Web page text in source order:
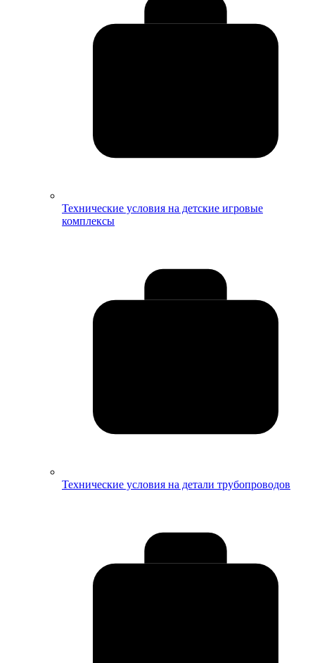
Технические условия на детские игровые
комплексы
Технические условия на детали трубопроводов